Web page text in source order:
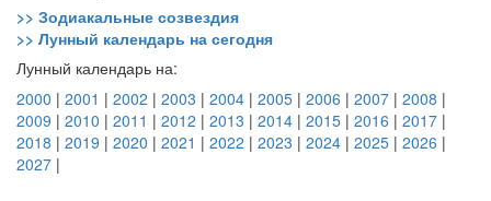
>> Зодиакальные созвездия
>> Лунный календарь на сегодня
Лунный календарь на:
2000 | 2001 | 2002 | 2003 | 2004 | 2005 | 2006 | 2007 | 2008 |
2009 | 2010 | 2011 | 2012 | 2013 | 2014 | 2015 | 2016 | 2017 |
2018 | 2019 | 2020 | 2021 | 2022 | 2023 | 2024 | 2025 | 2026 |
2027 |